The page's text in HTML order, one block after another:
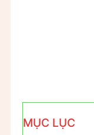
MỤC LỤC